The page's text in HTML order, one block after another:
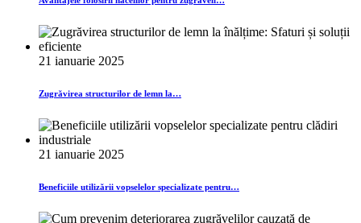
21 ianuarie 2025
Zugrăvirea structurilor de lemn la…
21 ianuarie 2025
Beneficiile utilizării vopselelor specializate pentru…